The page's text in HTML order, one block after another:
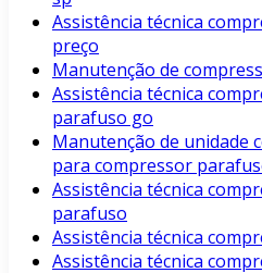
Assistência técnica
preço
Manutenção de
Assistência técnica
parafuso go
Manutenção de unidade
para compressor
Assistência técnica
parafuso
Assistência técnica
Assistência técnica